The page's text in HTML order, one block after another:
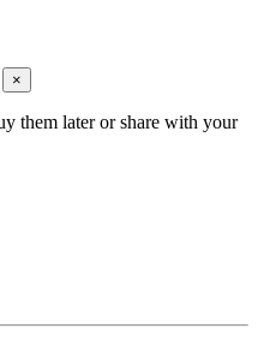
×
them later or share with your